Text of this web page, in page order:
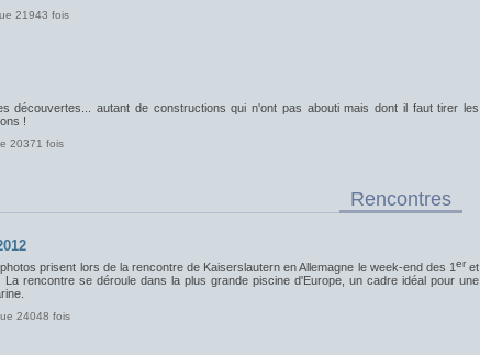
21943 fois
découvertes... autant de constructions qui n'ont pas abouti mais dont il faut tirer les
!
20371 fois
Rencontres
prisent lors de la rencontre de Kaiserslautern en Allemagne le week-end des 1eret
La rencontre se déroule dans la plus grande piscine d'Europe, un cadre idéal pour une
24048 fois